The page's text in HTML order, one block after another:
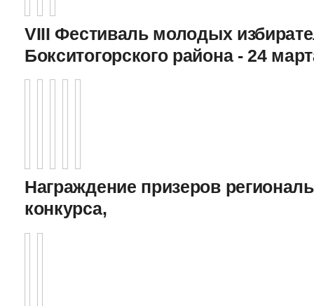
VIII Фестиваль молодых
Бокситогорского района - 24
Награждение призеров
конкурса,